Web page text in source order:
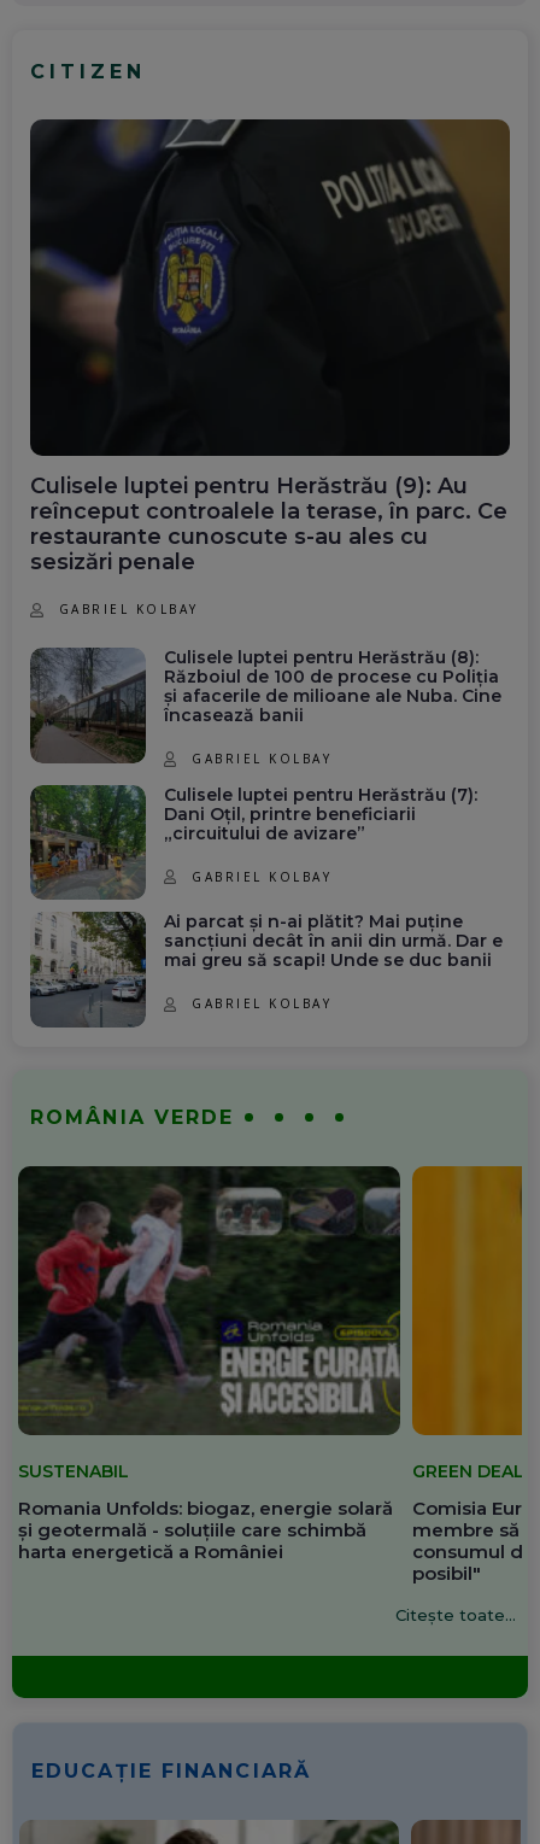
CITIZEN
Culisele luptei pentru Herăstrău (9): Au
reînceput controalele la terase, în parc. Ce
restaurante cunoscute s-au ales cu
sesizări penale
GABRIEL KOLBAY
Culisele luptei pentru Herăstrău (8):
Războiul de 100 de procese cu Poliția
și afacerile de milioane ale Nuba. Cine
încasează banii
GABRIEL KOLBAY
Culisele luptei pentru Herăstrău (7):
Dani Oțil, printre beneficiarii
„circuitului de avizare”
GABRIEL KOLBAY
Ai parcat și n-ai plătit? Mai puține
sancțiuni decât în anii din urmă. Dar e
mai greu să scapi! Unde se duc banii
GABRIEL KOLBAY
ROMÂNIA VERDE
SUSTENABIL
Romania Unfolds: biogaz, energie solară
și geotermală - soluțiile care schimbă
harta energetică a României
GREEN DEAL
Comisia
membre să
consumul de
posibil"
Citește toate...
EDUCAȚIE FINANCIARĂ